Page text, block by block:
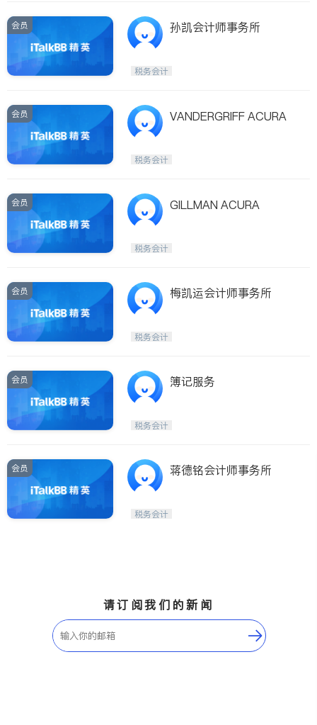
会员 孙凯会计师事务所
税务会计
会员 VANDERGRIFF ACURA
税务会计
会员 GILLMAN ACURA
税务会计
会员 梅凯运会计师事务所
税务会计
会员 簿记服务
税务会计
会员 蒋德铭会计师事务所
税务会计
请订阅我们的新闻